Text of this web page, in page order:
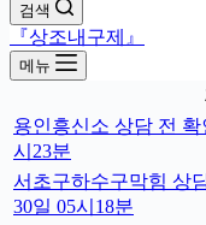
검색
『상조내구제』
메뉴
용인흥신소 상담 전 확
시23분
서초구하수구막힘 상
30일 05시18분